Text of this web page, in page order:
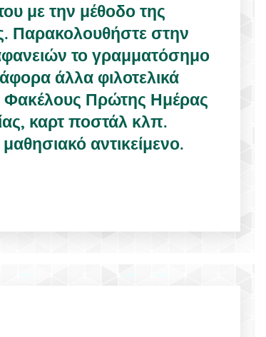
με την μέθοδο της
Παρακολουθήστε στην
το γραμματόσημο
άλλα φιλοτελικά
Πρώτης Ημέρας
καρτ ποστάλ κλπ.
μαθησιακό αντικείμενο.